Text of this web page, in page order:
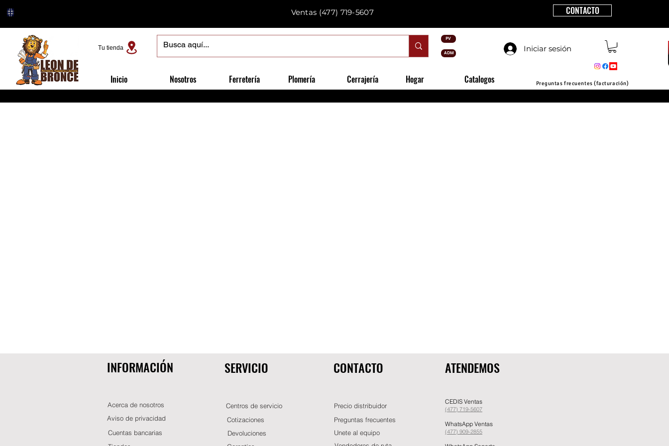
PV
ADM
Ventas (477) 719-5607 CONTACTO
Iniciar sesión
Tu tienda
Inicio Nosotros Ferretería Plomería Cerrajería Hogar Catalogos Preguntas frecuentes (facturación)
INFORMACIÓN
Acerca de nosotros
Aviso de privacidad
Cuentas bancarias
SERVICIO
Centros de servicio
Cotizaciones
Devoluciones
CONTACTO
Precio distribuidor
Preguntas frecuentes
Unete al equipo
ATENDEMOS
CEDIS Ventas
(477) 719-5607
WhatsApp Ventas
(477) 909-2855